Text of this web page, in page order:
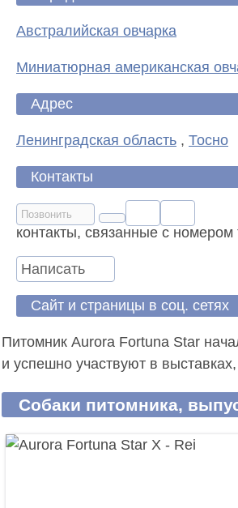
Австралийская овчарка
Миниатюрная американская
Адрес
Ленинградская область , Тосно
Контакты
Позвонить
контакты, связанные с
Написать
Сайт и страницы в соц. сетях
Питомник Aurora Fortuna Star
и успешно участвуют в
Собаки питомника,